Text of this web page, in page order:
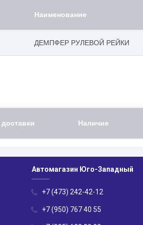
Наименование
ДЕМПФЕР РУЛЕВОЙ РЕЙКИ
Наличие
Автомагазин Юго-Западный
+7 (473) 242-42-12
+7 (950) 767 40 55